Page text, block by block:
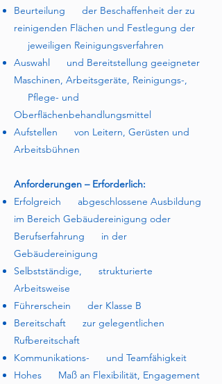
Beurteilung der Beschaffenheit der zu
reinigenden Flächen und Festlegung der
jeweiligen Reinigungsverfahren​
Auswahl und Bereitstellung geeigneter
Maschinen, Arbeitsgeräte, Reinigungs-,
Pflege- und
Oberflächenbehandlungsmittel​
Aufstellen von Leitern, Gerüsten und
Arbeitsbühnen​
Anforderungen – Erforderlich:
Erfolgreich abgeschlossene Ausbildung
im Bereich Gebäudereinigung oder
Berufserfahrung in der
Gebäudereinigung​
Selbstständige, strukturierte
Arbeitsweise​
Führerschein der Klasse B​
Bereitschaft zur gelegentlichen
Rufbereitschaft​
Kommunikations- und Teamfähigkeit​
Hohes Maß an Flexibilität, Engagement